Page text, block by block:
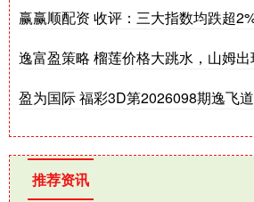
赢赢顺配资 收评：三大指数均跌超
逸富盈策略 榴莲价格大跳水，山姆
盈为国际 福彩3D第2026098期逸飞
推荐资讯